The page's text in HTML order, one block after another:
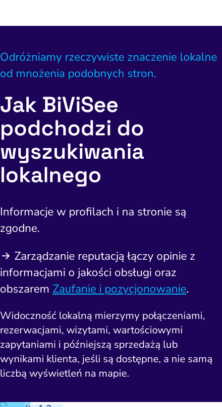
Odróżniamy rzeczywiste znaczenie lokalne
od mnożenia podobnych stron.
Jak BiViSee
podchodzi do
wyszukiwania
lokalnego
Informacje w profilach i na stronie są
zgodne.
Zarządzanie reputacją łączy opinie z
informacjami o jakości obsługi oraz
obszarem Zaufanie i pozycjonowanie.
Widoczność lokalną mierzymy połączeniami,
rezerwacjami, wizytami, wartościowymi
zapytaniami i późniejszą sprzedażą lub
wynikami klienta, jeśli są dostępne, a nie samą
liczbą wyświetleń na mapie.